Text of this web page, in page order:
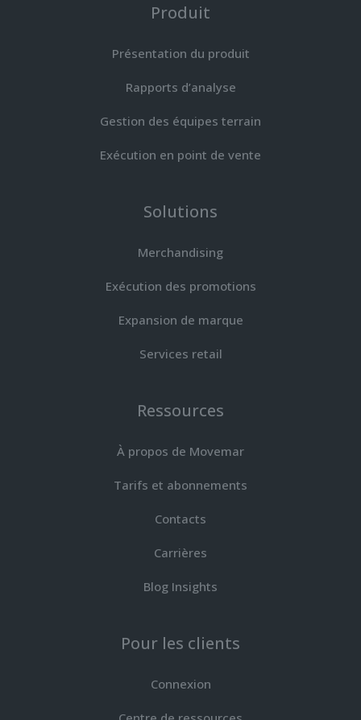
Produit
Présentation du produit
Rapports d’analyse
Gestion des équipes terrain
Exécution en point de vente
Solutions
Merchandising
Exécution des promotions
Expansion de marque
Services retail
Ressources
À propos de Movemar
Tarifs et abonnements
Contacts
Carrières
Blog Insights
Pour les clients
Connexion